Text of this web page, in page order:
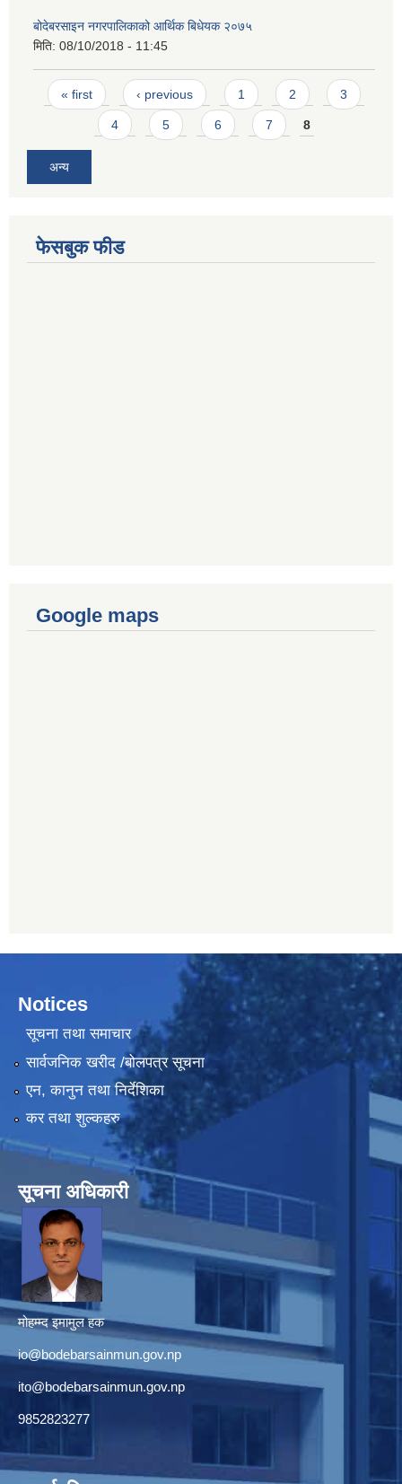
बोदेबरसाइन नगरपालिकाको आर्थिक बिधेयक २०७५
मिति: 08/10/2018 - 11:45
Pages
« first ‹ previous 1 2 3
4 5 6 7 8
अन्य
फेसबुक फीड
Google maps
Notices
सूचना तथा समाचार
सार्वजनिक खरीद /बोलपत्र सूचना
एन, कानुन तथा निर्देशिका
कर तथा शुल्कहरु
सूचना अधिकारी
मोहम्म्द इमामुल हक
io@bodebarsainmun.gov.np
ito@bodebarsainmun.gov.np
9852823277